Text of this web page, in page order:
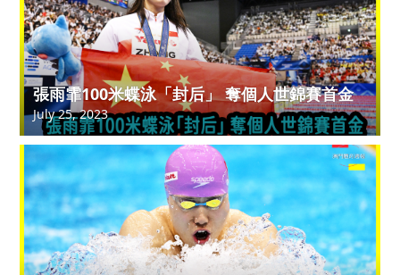
張雨霏100米蝶泳「封后」 奪個人世錦賽首金
July 25, 2023